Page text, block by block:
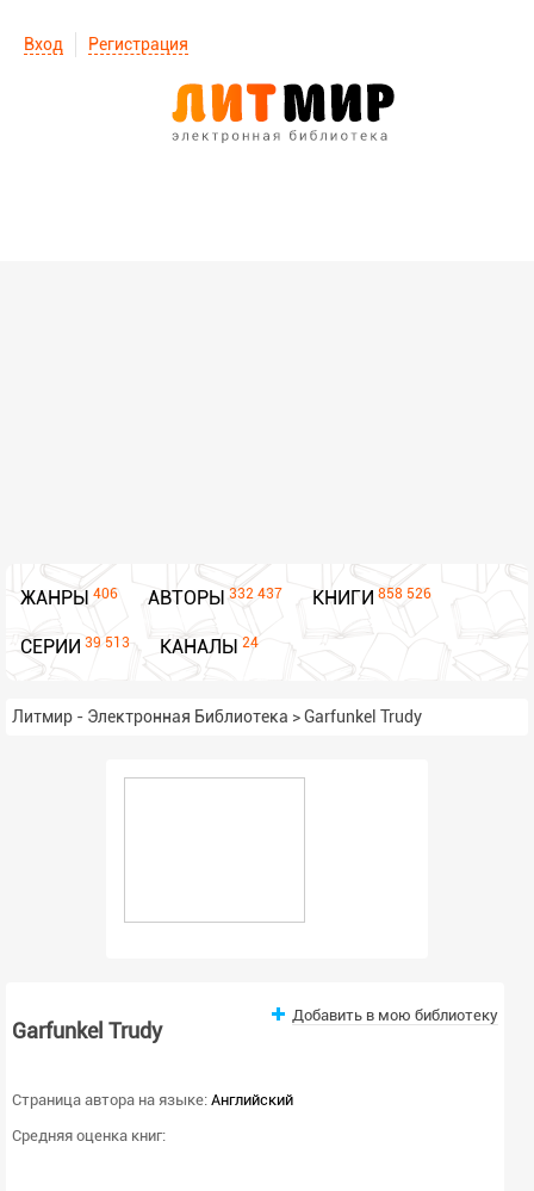
Вход Регистрация
ЖАНРЫ 406 АВТОРЫ 332 437 КНИГИ 858 526
СЕРИИ 39 513 КАНАЛЫ 24
Литмир - Электронная Библиотека >Garfunkel Trudy
Garfunkel Trudy
Добавить в мою библиотеку
Страница автора на языке: Английский
Средняя оценка книг: